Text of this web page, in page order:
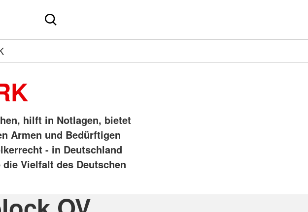
hilft in Notlagen, bietet
Armen und Bedürftigen
- in Deutschland
Vielfalt des Deutschen